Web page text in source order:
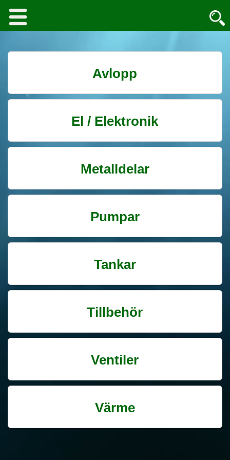
Avlopp
El / Elektronik
Metalldelar
Pumpar
Tankar
Tillbehör
Ventiler
Värme